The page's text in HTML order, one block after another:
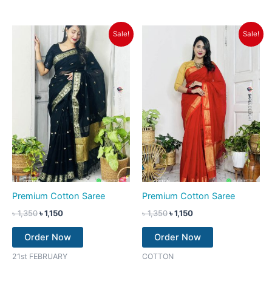
Sale!
Premium Cotton Saree
৳1,350
Original
price
was:
৳ 1,350.
৳1,150
Current
price
is:
৳ 1,150.
Order Now
21st FEBRUARY
Sale!
Premium Cotton Saree
৳1,350
৳ 1,350.
৳1,150
price
is:
৳ 1,150.
Order Now
COTTON